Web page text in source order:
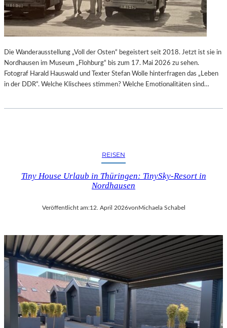
Die Wanderausstellung „Voll der Osten“ begeistert seit 2018. Jetzt ist sie in
Nordhausen im Museum „Flohburg“ bis zum 17. Mai 2026 zu sehen.
Fotograf Harald Hauswald und Texter Stefan Wolle hinterfragen das „Leben
in der DDR“. Welche Klischees stimmen? Welche Emotionalitäten sind…
REISEN
Tiny House Urlaub in Thüringen: TinySky-Resort in
Nordhausen
Veröffentlicht am:12. April 2026vonMichaela Schabel